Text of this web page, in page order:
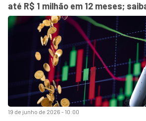
19 de junho de 2026 - 10:00
até R$ 1 milhão em 12 meses;